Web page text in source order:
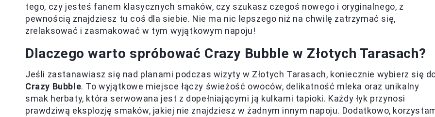
tego, czy jesteś fanem klasycznych smaków, czy szukasz czegoś nowego i oryginalnego, z
pewnością znajdziesz tu coś dla siebie. Nie ma nic lepszego niż na chwilę zatrzymać się,
zrelaksować i zasmakować w tym wyjątkowym napoju!
Dlaczego warto spróbować Crazy Bubble w Złotych Tarasach?
Jeśli zastanawiasz się nad planami podczas wizyty w Złotych Tarasach, koniecznie wybierz się
Crazy Bubble. To wyjątkowe miejsce łączy świeżość owoców, delikatność mleka oraz unikalny
smak herbaty, która serwowana jest z dopełniającymi ją kulkami tapioki. Każdy łyk przynosi
prawdziwą eksplozję smaków, jakiej nie znajdziesz w żadnym innym napoju. Dodatkowo,